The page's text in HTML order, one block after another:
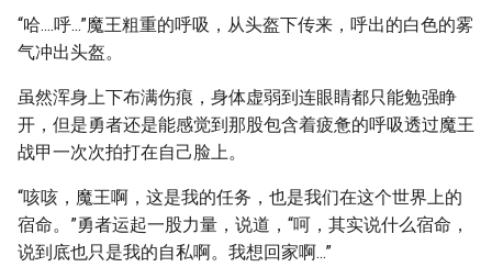
“哈....呼...”魔王粗重的呼吸，从头盔下传来，呼出的白色的雾
气冲出头盔。
虽然浑身上下布满伤痕，身体虚弱到连眼睛都只能勉强睁
开，但是勇者还是能感觉到那股包含着疲惫的呼吸透过魔王
战甲一次次拍打在自己脸上。
“咳咳，魔王啊，这是我的任务，也是我们在这个世界上的
宿命。”勇者运起一股力量，说道，“呵，其实说什么宿命，
说到底也只是我的自私啊。我想回家啊...”